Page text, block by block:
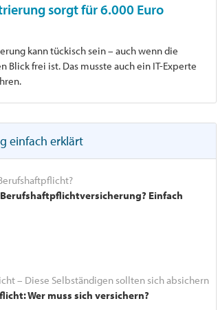
sorgt für 6.000 Euro
kann tückisch sein – auch wenn die
Blick frei ist. Das musste auch ein IT-Experte
einfach erklärt
Berufshaftpflichtversicherung? Einfach
– Diese Selbständigen sollten sich absichern
Wer muss sich versichern?